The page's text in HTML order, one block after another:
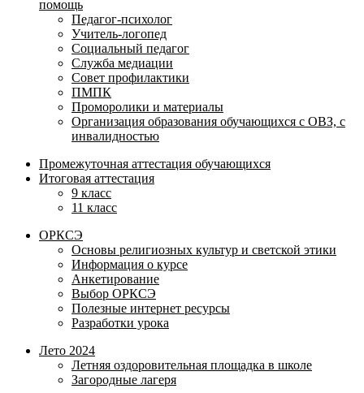
помощь
Педагог-психолог
Учитель-логопед
Социальный педагог
Служба медиации
Совет профилактики
ПМПК
Проморолики и материалы
Организация образования обучающихся с ОВЗ, с
инвалидностью
Промежуточная аттестация обучающихся
Итоговая аттестация
9 класс
11 класс
ОРКСЭ
Основы религиозных культур и светской этики
Информация о курсе
Анкетирование
Выбор ОРКСЭ
Полезные интернет ресурсы
Разработки урока
Лето 2024
Летняя оздоровительная площадка в школе
Загородные лагеря